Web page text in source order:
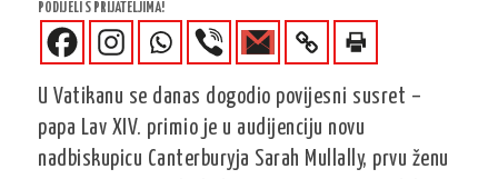
PODIJELI S PRIJATELJIMA!
U Vatikanu se danas dogodio povijesni susret –
papa Lav XIV. primio je u audijenciju novu
nadbiskupicu Canterburyja Sarah Mullally, prvu ženu